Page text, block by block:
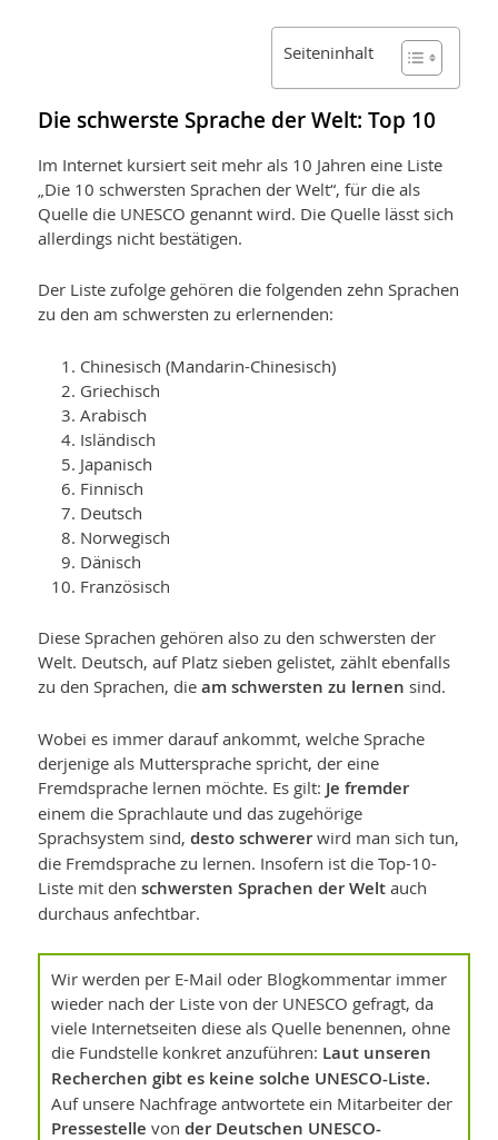
Seiteninhalt
Die schwerste Sprache der Welt: Top 10
Im Internet kursiert seit mehr als 10 Jahren eine Liste
„Die 10 schwersten Sprachen der Welt“, für die als
Quelle die UNESCO genannt wird. Die Quelle lässt sich
aller­dings nicht bestätigen.
Der Liste zufolge gehören die folgenden zehn Sprachen
zu den am schwersten zu erlernenden:
Chinesisch (Mandarin-Chinesisch)
Griechisch
Arabisch
Isländisch
Japanisch
Finnisch
Deutsch
Norwegisch
Dänisch
Französisch
Diese Sprachen gehören also zu den schwersten der
Welt. Deutsch, auf Platz sieben gelistet, zählt ebenfalls
zu den Sprachen, dieam schwersten zu lernen sind.
Wobei es immer darauf ankommt, welche Sprache
derjenige als Muttersprache spricht, der eine
Fremdsprache lernen möchte. Es gilt: Je fremder
einem die Sprachlaute und das zugehörige
Sprachsystem sind,desto schwererwird man sich tun,
die Fremdsprache zu lernen. Insofern ist die Top-10-
Liste mit denschwersten Sprachen der Welt auch
durchaus anfechtbar.
Wir werden per E-Mail oder Blogkommentar immer
wieder nach der Liste von der UNESCO gefragt, da
viele Internetseiten diese als Quelle benennen, ohne
die Fundstelle konkret anzuführen: Laut unseren
Recherchen gibt es keine solche UNESCO-Liste.
Auf unsere Nachfrage antwortete ein Mitarbeiter der
Pressestelle vonder Deutschen UNESCO-